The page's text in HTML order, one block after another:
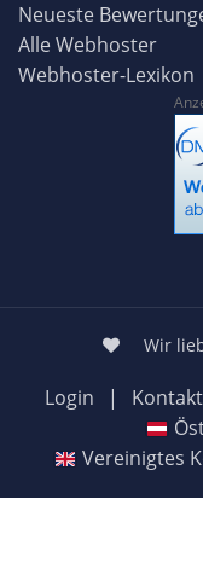
Neueste
Alle Webhoster
Webhoster-Lexikon
Wir
Login | Kontakt
Vereinigtes